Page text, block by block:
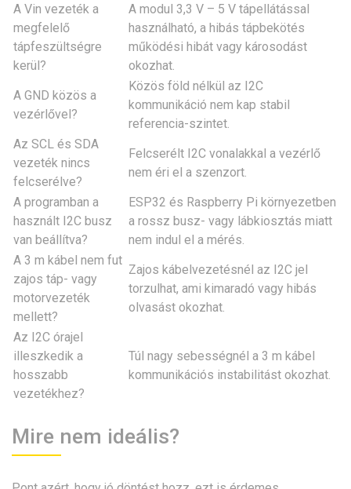
A Vin vezeték a
megfelelő
tápfeszültségre
kerül?
A modul 3,3 V – 5 V tápellátással
használható, a hibás tápbekötés
működési hibát vagy károsodást
okozhat.
A GND közös a
vezérlővel?
Közös föld nélkül az I2C
kommunikáció nem kap stabil
referencia-szintet.
Az SCL és SDA
vezeték nincs
felcserélve?
Felcserélt I2C vonalakkal a vezérlő
nem éri el a szenzort.
A programban a
használt I2C busz
van beállítva?
ESP32 és Raspberry Pi környezetben
a rossz busz- vagy lábkiosztás miatt
nem indul el a mérés.
A 3 m kábel nem fut
zajos táp- vagy
motorvezeték
mellett?
Zajos kábelvezetésnél az I2C jel
torzulhat, ami kimaradó vagy hibás
olvasást okozhat.
Az I2C órajel
illeszkedik a
hosszabb
vezetékhez?
Túl nagy sebességnél a 3 m kábel
kommunikációs instabilitást okozhat.
Mire nem ideális?